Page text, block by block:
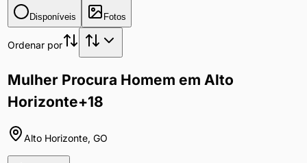
Disponíveis Fotos
Ordenar por
Mulher Procura Homem em Alto
Horizonte+18
Alto Horizonte, GO